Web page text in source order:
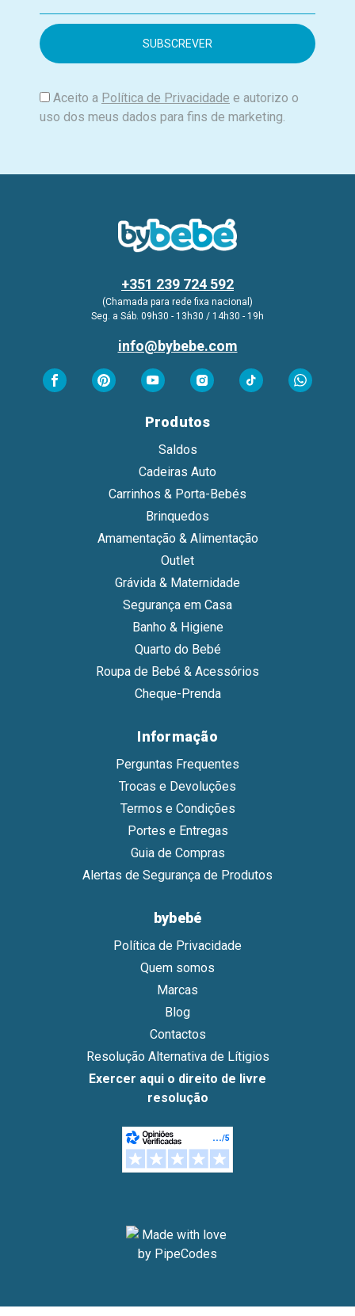
m
i
Aceito a Política de Privacidade e autorizo o
uso dos meus dados para fins de marketing.
+351 239 724 592
(Chamada para rede fixa nacional)
Seg. a Sáb. 09h30 - 13h30 / 14h30 - 19h
info@bybebe.com
Produtos
Saldos
Cadeiras Auto
Carrinhos & Porta-Bebés
Brinquedos
Amamentação & Alimentação
Outlet
Grávida & Maternidade
Segurança em Casa
Banho & Higiene
Quarto do Bebé
Roupa de Bebé & Acessórios
Cheque-Prenda
Informação
Perguntas Frequentes
Trocas e Devoluções
Termos e Condições
Portes e Entregas
Guia de Compras
Alertas de Segurança de Produtos
bybebé
Política de Privacidade
Quem somos
Marcas
Blog
Contactos
Resolução Alternativa de Lítigios
Exercer aqui o direito de livre
resolução